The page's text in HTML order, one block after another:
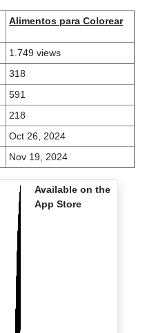
Alimentos para Colorear
1.749 views
318
591
218
Oct 26, 2024
Nov 19, 2024
Available on the
App Store